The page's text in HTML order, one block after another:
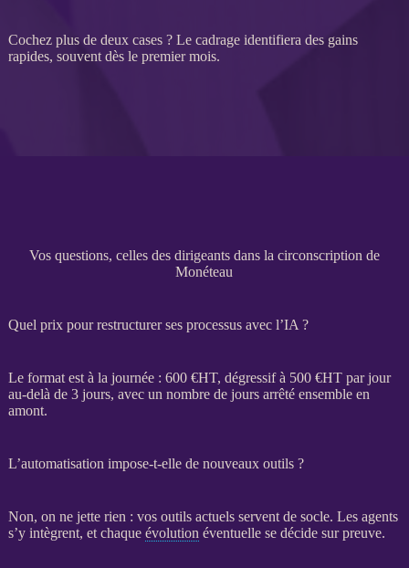
Cochez plus de deux cases ? Le cadrageidentifiera des gains
rapides, souvent dès le premier mois.
Vos questions, celles des dirigeants dans la circonscription de
Monéteau
Quel prix pour restructurer ses processus avec l’IA ?
Le format est à la journée : 600 €HT, dégressif à 500 €HTpar jour
au-delà de 3 jours, avec un nombre de jours arrêté ensemble en
amont.
L’automatisation impose-t-elle de nouveaux outils ?
Non, on ne jette rien : vos outils actuels servent de socle. Les agents
s’y intègrent, et chaque évolution éventuelle se décide sur preuve.